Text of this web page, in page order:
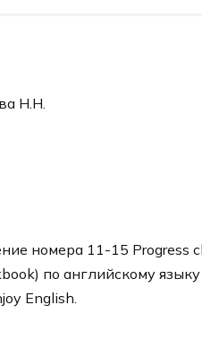
Н.Н.
номера 11-15 Progress
по английскому языку
English.